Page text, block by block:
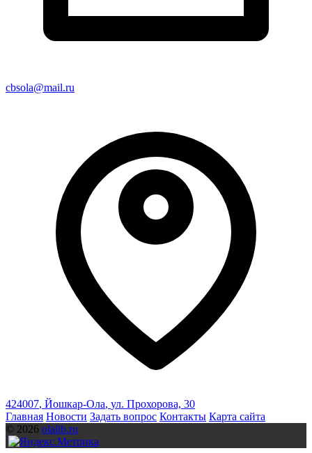
cbsola@mail.ru
424007, Йошкар-Ола, ул. Прохорова, 30
Главная Новости Задать вопрос Контакты Карта сайта
© 2026 olalib.ru